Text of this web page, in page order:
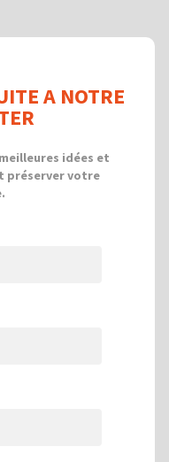
A NOTRE
idées et
préserver votre